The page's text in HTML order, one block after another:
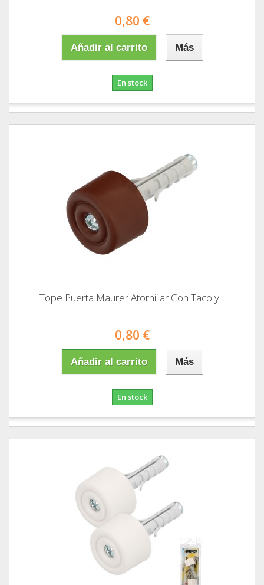
0,80 €
Añadir al carrito Más
En stock
Tope Puerta Maurer Atornillar Con Taco y...
0,80 €
Añadir al carrito Más
En stock